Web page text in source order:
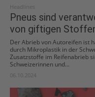
Headlines
Pneus sind
von giftigen
Der Abrieb von Autoreifen ist
durch Mikroplastik in der
Zusatzstoffe im Reifenabrieb
Schweizerinnen und...
06.10.2024